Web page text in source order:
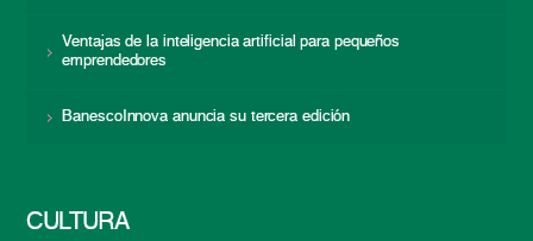
Ventajas de la inteligencia artificial para pequeños
emprendedores
BanescoInnova anuncia su tercera edición
CULTURA